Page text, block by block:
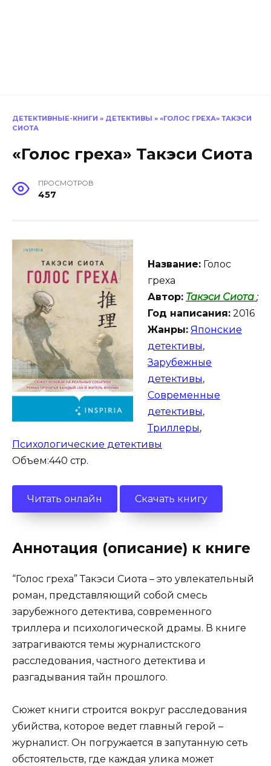
ДЕТЕКТИВНЫЕ-КНИГИ » ДЕТЕКТИВЫ » «ГОЛОС ГРЕХА» ТАКЭСИ
СИОТА
«Голос греха» Такэси Сиота
ПРОСМОТРОВ
457
Название: Голос
греха
Автор: Такэси Сиота ;
Год написания: 2016
Жанры: Японские
детективы,
Зарубежные
детективы,
Современные
детективы,
Триллеры,
Психологические детективы
Объем:440 стр.
Читать онлайн Скачать книгу
Аннотация (описание) к книге
“Голос греха” Такэси Сиота – это увлекательный
роман, представляющий собой смесь
зарубежного детектива, современного
триллера и психологической драмы. В книге
затрагиваются темы журналистского
расследования, частного детектива и
разгадывания тайн прошлого.
Сюжет книги строится вокруг расследования
убийства, которое ведет главный герой –
журналист. Он погружается в запутанную сеть
обстоятельств, где каждая улика может